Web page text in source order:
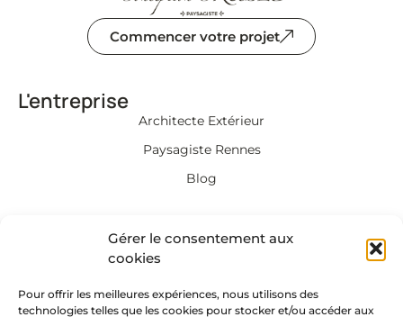
Gérer le consentement aux
cookies
Pour offrir les meilleures expériences, nous utilisons des
technologies telles que les cookies pour stocker et/ou accéder aux
Commencer votre projet
L'entreprise
Architecte Extérieur
Paysagiste Rennes
Blog
Informations
Mentions légales et
Politique de Cookies